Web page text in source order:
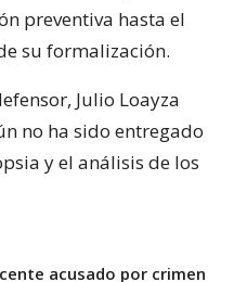
preventiva hasta el
su formalización.
Julio Loayza
no ha sido entregado
y el análisis de los
acusado por crimen